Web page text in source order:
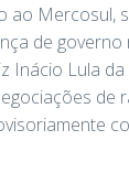
ao Mercosul,
de governo
Inácio Lula da
de